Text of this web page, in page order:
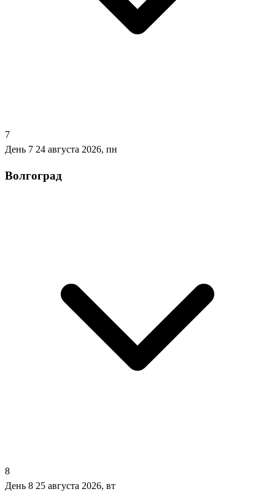
7
День 7 24 августа 2026, пн
Волгоград
8
День 8 25 августа 2026, вт